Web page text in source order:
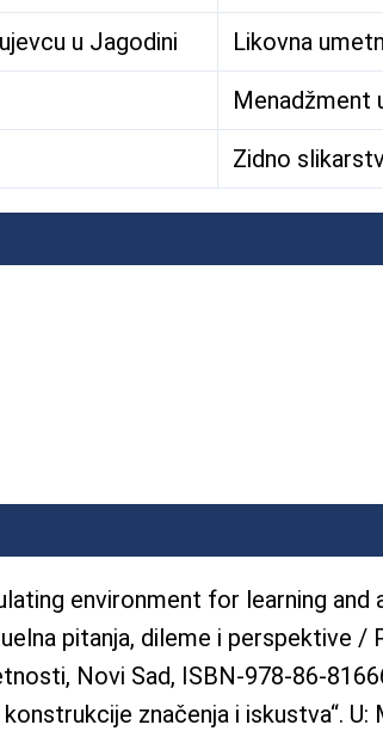
u Jagodini Likovna
Menadžment
Zidno
environment for learning and
pitanja, dileme i perspektive /
Novi Sad, ISBN-978-86-
značenja i iskustva“. U: